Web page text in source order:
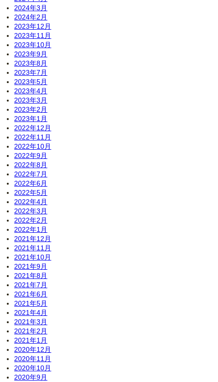
2024年3月
2024年2月
2023年12月
2023年11月
2023年10月
2023年9月
2023年8月
2023年7月
2023年5月
2023年4月
2023年3月
2023年2月
2023年1月
2022年12月
2022年11月
2022年10月
2022年9月
2022年8月
2022年7月
2022年6月
2022年5月
2022年4月
2022年3月
2022年2月
2022年1月
2021年12月
2021年11月
2021年10月
2021年9月
2021年8月
2021年7月
2021年6月
2021年5月
2021年4月
2021年3月
2021年2月
2021年1月
2020年12月
2020年11月
2020年10月
2020年9月